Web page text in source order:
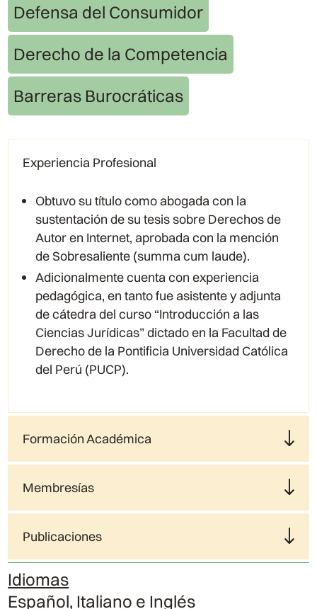
Defensa del Consumidor
Derecho de la Competencia
Barreras Burocráticas
Experiencia Profesional
Obtuvo su título como abogada con la
sustentación de su tesis sobre Derechos de
Autor en Internet, aprobada con la mención
de Sobresaliente (summa cum laude).
Adicionalmente cuenta con experiencia
pedagógica, en tanto fue asistente y adjunta
de cátedra del curso “Introducción a las
Ciencias Jurídicas” dictado en la Facultad de
Derecho de la Pontificia Universidad Católica
del Perú (PUCP).
Formación Académica
Membresías
Publicaciones
Idiomas
Español, Italiano e Inglés